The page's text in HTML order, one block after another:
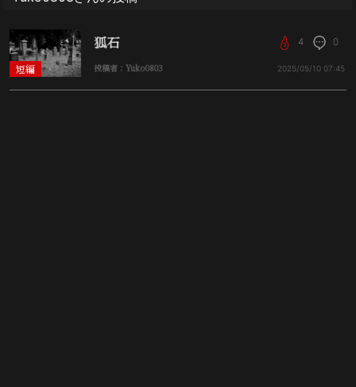
短編
狐石
投稿者：Yuko0803
4 0
2025/05/10 07:45